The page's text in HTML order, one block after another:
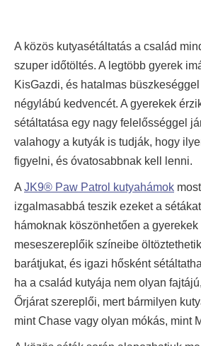
A közös kutyasétáltatás a család
szuper időtöltés. A legtöbb gyerek
KisGazdi, és hatalmas
négylábú kedvencét. A gyerekek
sétáltatása egy nagy felelősséggel
valahogy a kutyák is tudják, hogy
figyelni, és óvatosabbnak kell lenni.
A JK9® Paw Patrol kutyahámok
izgalmasabbá teszik ezeket a
hámoknak köszönhetően a
meseszereplőik színeibe
barátjukat, és igazi hősként
ha a család kutyája nem olyan
Őrjárat szereplői, mert bármilyen
mint Chase vagy olyan mókás, mint